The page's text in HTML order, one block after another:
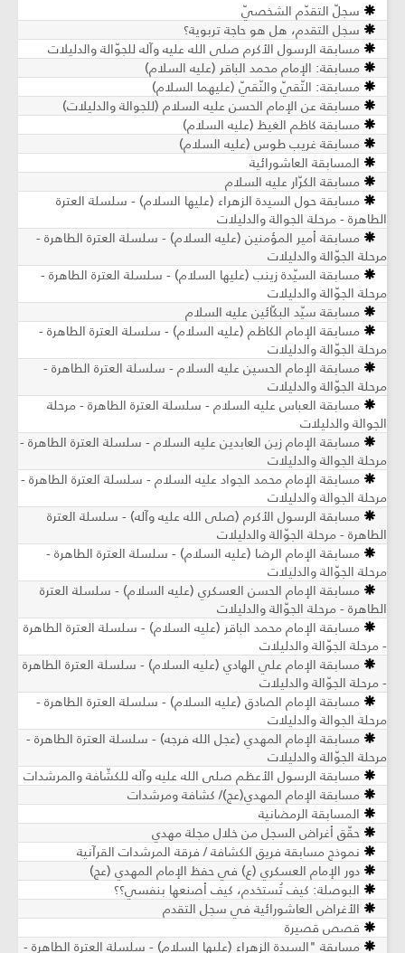
سجلّ التقدّم الشخصيّ
سجل التقدم، هل هو حاجة تربوية؟
مسابقة الرسول الأكرم صلى الله عليه وآله للجوّالة والدليلات
مسابقة: الإمام محمد الباقر (عليه السلام)
مسابقة: التّقيّ والنّقيّ (عليهما السلام)
مسابقة عن الإمام الحسن عليه السلام (للجوالة والدليلات)
مسابقة كاظم الغيظ (عليه السلام)
مسابقة غريب طوس (عليه السلام)
المسابقة العاشورائية
مسابقة الكرّار عليه السلام
مسابقة حول السيدة الزهراء (عليها السلام) - سلسلة العترة
الطاهرة - مرحلة الجوالة والدليلات
مسابقة أمير المؤمنين (عليه السلام) - سلسلة العترة الطاهرة -
مرحلة الجوّالة والدليلات
مسابقة السيّدة زينب (عليها السلام) - سلسلة العترة الطاهرة -
مرحلة الجوّالة والدليلات
مسابقة سيّد البكّائين عليه السلام
مسابقة الإمام الكاظم (عليه السلام) - سلسلة العترة الطاهرة -
مرحلة الجوّالة والدليلات
مسابقة الإمام الحسين عليه السلام - سلسلة العترة الطاهرة -
مرحلة الجوّالة والدليلات
مسابقة العباس عليه السلام - سلسلة العترة الطاهرة - مرحلة
الجوالة والدليلات
مسابقة الإمام زين العابدين عليه السلام - سلسلة العترة الطاهرة -
مرحلة الجوالة والدليلات
مسابقة الإمام محمد الجواد عليه السلام - سلسلة العترة الطاهرة -
مرحلة الجوالة والدليلات
مسابقة الرسول الأكرم (صلى الله عليه وآله) - سلسلة العترة
الطاهرة - مرحلة الجوّالة والدليلات
مسابقة الإمام الرضا (عليه السلام) - سلسلة العترة الطاهرة -
مرحلة الجوّالة والدليلات
مسابقة الإمام الحسن العسكري (عليه السلام) - سلسلة العترة
الطاهرة - مرحلة الجوّالة والدليلات
مسابقة الإمام محمد الباقر (عليه السلام) - سلسلة العترة الطاهرة
- مرحلة الجوّالة والدليلات
مسابقة الإمام علي الهادي (عليه السلام) - سلسلة العترة الطاهرة
- مرحلة الجوّالة والدليلات
مسابقة الإمام الصادق (عليه السلام) - سلسلة العترة الطاهرة -
مرحلة الجوالة والدليلات
مسابقة الإمام المهدي (عجل الله فرجه) - سلسلة العترة الطاهرة -
مرحلة الجوّالة والدليلات
مسابقة الرسول الأعظم صلى الله عليه وآله للكشّافة والمرشدات
مسابقة الإمام المهدي(عج)/ كشافة ومرشدات
المسابقة الرمضانية
حقّق أغراض السجل من خلال مجلة مهدي
نموذج مسابقة فريق الكشافة / فرقة المرشدات القرآنية
دور الإمام العسكري (ع) في حفظ الإمام المهدي (عج)
البوصلة: كيف تُستخدم، كيف أصنعها بنفسي؟؟
الأغراض العاشورائية في سجل التقدم
قصص قصيرة
مسابقة "السيدة الزهراء (عليها السلام) - سلسلة العترة الطاهرة -